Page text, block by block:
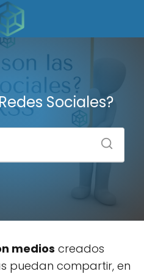
Sociales?
medios creados
puedan compartir, en